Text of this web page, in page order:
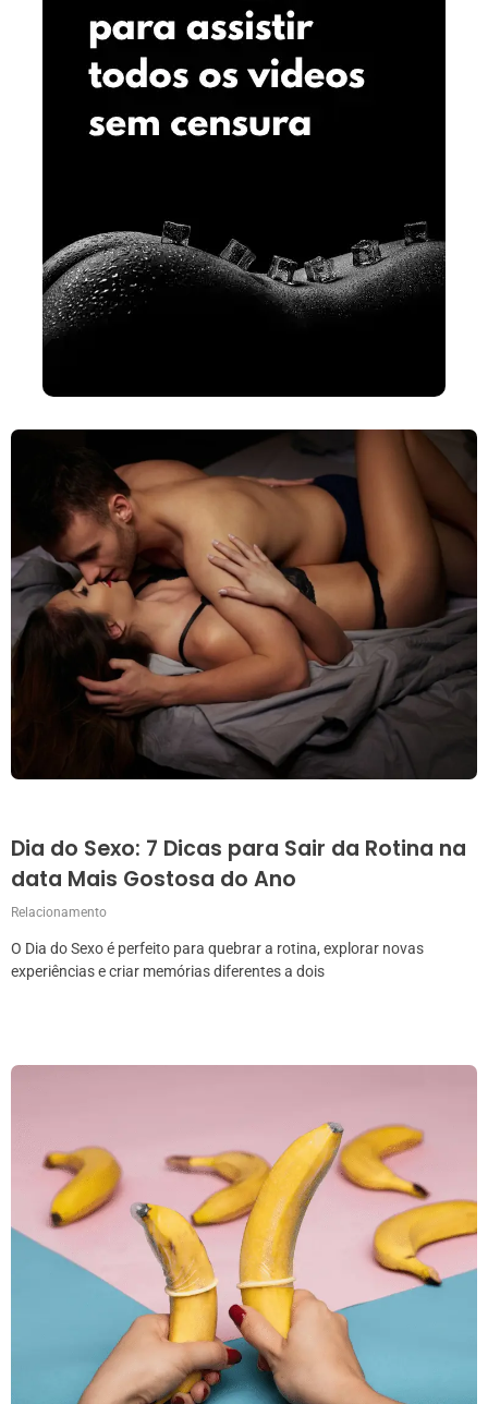
Dia do Sexo: 7 Dicas para Sair da Rotina na
data Mais Gostosa do Ano
Relacionamento
O Dia do Sexo é perfeito para quebrar a rotina, explorar novas
experiências e criar memórias diferentes a dois